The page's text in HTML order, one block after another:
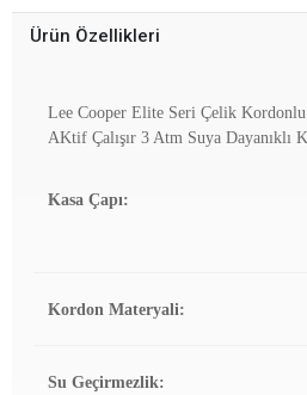
Ürün Özellikleri
Lee Cooper Elite Seri Çelik
AKtif Çalışır 3 Atm Suya Dayanıklı
Kasa Çapı:
Kordon Materyali:
Su Geçirmezlik: